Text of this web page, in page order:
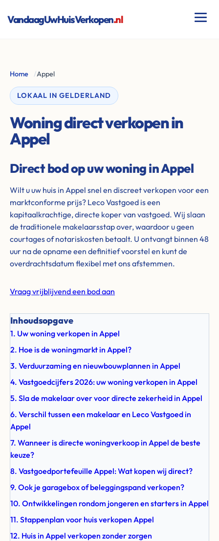
VandaagUwHuisVerkopen.nl
Home /Appel
LOKAAL IN GELDERLAND
Woning direct verkopen in
Appel
Direct bod op uw woning in Appel
Wilt u uw huis in Appel snel en discreet verkopen voor een
marktconforme prijs? Leco Vastgoed is een
kapitaalkrachtige, directe koper van vastgoed. Wij slaan
de traditionele makelaarsstap over, waardoor u geen
courtages of notariskosten betaalt. U ontvangt binnen 48
uur na de opname een definitief voorstel en kunt de
overdrachtsdatum flexibel met ons afstemmen.
Vraag vrijblijvend een bod aan
Inhoudsopgave
1. Uw woning verkopen in Appel
2. Hoe is de woningmarkt in Appel?
3. Verduurzaming en nieuwbouwplannen in Appel
4. Vastgoedcijfers 2026: uw woning verkopen in Appel
5. Sla de makelaar over voor directe zekerheid in Appel
6. Verschil tussen een makelaar en Leco Vastgoed in
Appel
7. Wanneer is directe woningverkoop in Appel de beste
keuze?
8. Vastgoedportefeuille Appel: Wat kopen wij direct?
9. Ook je garagebox of beleggingspand verkopen?
10. Ontwikkelingen rondom jongeren en starters in Appel
11. Stappenplan voor huis verkopen Appel
12. Huis in Appel verkopen zonder zorgen